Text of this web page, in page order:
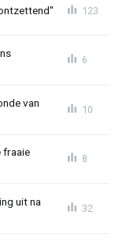
123
6
van
10
fraaie
8
uit na
32